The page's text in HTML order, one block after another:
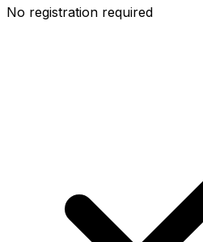
No registration required